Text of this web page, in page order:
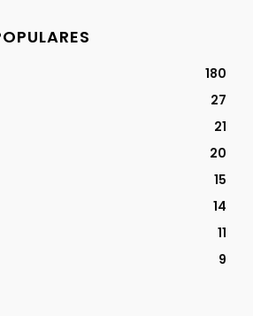
180
27
21
20
15
14
11
9